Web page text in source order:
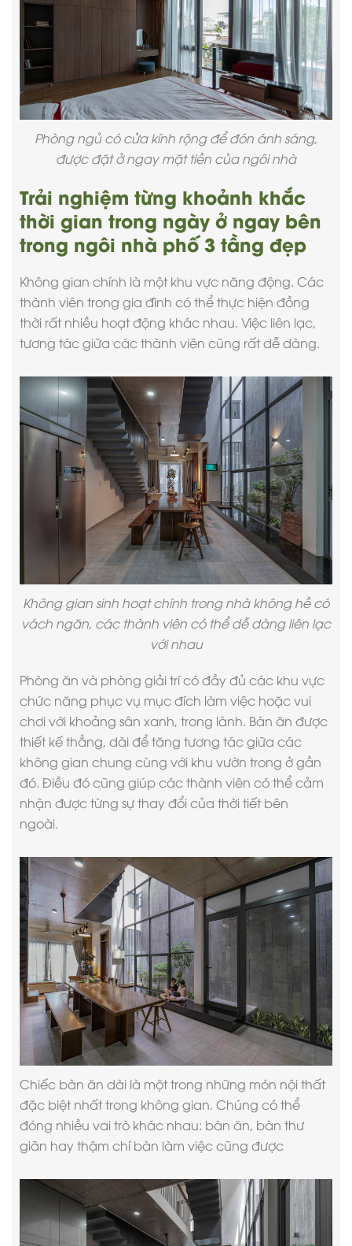
Phòng ngủ có cửa kính rộng để đón ánh sáng,
được đặt ở ngay mặt tiền của ngôi nhà
Trải nghiệm từng khoảnh khắc
thời gian trong ngày ở ngay bên
trong ngôi nhà phố 3 tầng đẹp
Không gian chính là một khu vực năng động. Các
thành viên trong gia đình có thể thực hiện đồng
thời rất nhiều hoạt động khác nhau. Việc liên lạc,
tương tác giữa các thành viên cũng rất dễ dàng.
Không gian sinh hoạt chính trong nhà không hề có
vách ngăn, các thành viên có thể dễ dàng liên lạc
với nhau
Phòng ăn và phòng giải trí có đầy đủ các khu vực
chức năng phục vụ mục đích làm việc hoặc vui
chơi với khoảng sân xanh, trong lành. Bàn ăn được
thiết kế thẳng, dài để tăng tương tác giữa các
không gian chung cùng với khu vườn trong ở gần
đó. Điều đó cũng giúp các thành viên có thể cảm
nhận được từng sự thay đổi của thời tiết bên
ngoài.
Chiếc bàn ăn dài là một trong những món nội thất
đặc biệt nhất trong không gian. Chúng có thể
đóng nhiều vai trò khác nhau: bàn ăn, bàn thư
giãn hay thậm chí bàn làm việc cũng được